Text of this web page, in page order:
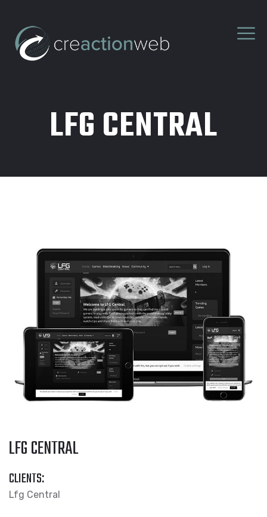
LFG CENTRAL
LFG CENTRAL
CLIENTS:
Lfg Central